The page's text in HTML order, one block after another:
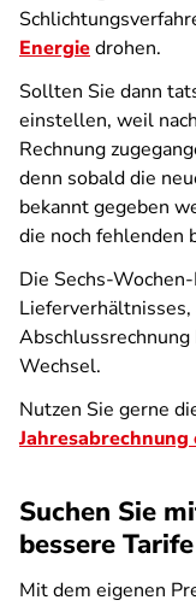
Energiedrohen.
Sollten Sie dann
einstellen, weil
Rechnung
denn sobald die
bekannt gegeben
die noch fehlenden
Die Sechs-
Wechsel.
Nutzen Sie gerne
Suchen Sie
bessere Tarife
Mit dem eigenen